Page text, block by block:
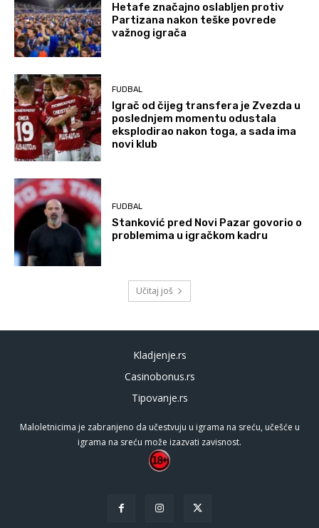
Hetafe značajno oslabljen protiv
Partizana nakon teške povrede
važnog igrača
FUDBAL
Igrač od čijeg transfera je Zvezda u
poslednjem momentu odustala
eksplodirao nakon toga, a sada ima
novi klub
FUDBAL
Stanković pred Novi Pazar govorio o
problemima u igračkom kadru
Učitaj još
Kladjenje.rs
Casinobonus.rs
Tipovanje.rs
Maloletnicima je zabranjeno da učestvuju u igrama na sreću, učešće u
igrama na sreću može izazvati zavisnost.